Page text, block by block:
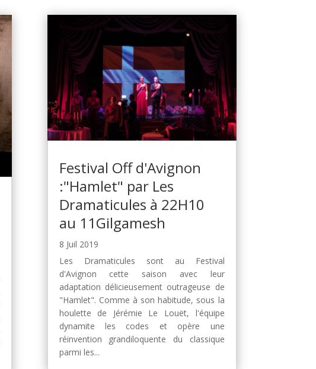
Festival Off d'Avignon
:"Hamlet" par Les
Dramaticules à 22H10
au 11Gilgamesh
8 Juil 2019
Les Dramaticules sont au Festival
d'Avignon cette saison avec leur
adaptation délicieusement outrageuse de
"Hamlet". Comme à son habitude, sous la
houlette de Jérémie Le Louët, l'équipe
dynamite les codes et opère une
réinvention grandiloquente du classique
parmi les...